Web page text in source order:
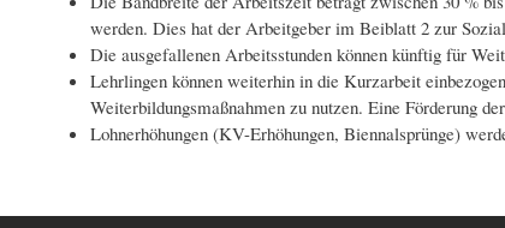
werden. Dies hat der Arbeitgeber im Beiblatt 2 zur
Die ausgefallenen Arbeitsstunden können künftig für
Lehrlingen können weiterhin in die Kurzarbeit
Weiterbildungsmaßnahmen zu nutzen. Eine Förderung
Lohnerhöhungen (KV-Erhöhungen, Biennalsprünge)